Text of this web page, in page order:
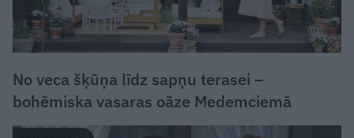
No veca šķūņa līdz sapņu terasei –
bohēmiska vasaras oāze Medemciemā